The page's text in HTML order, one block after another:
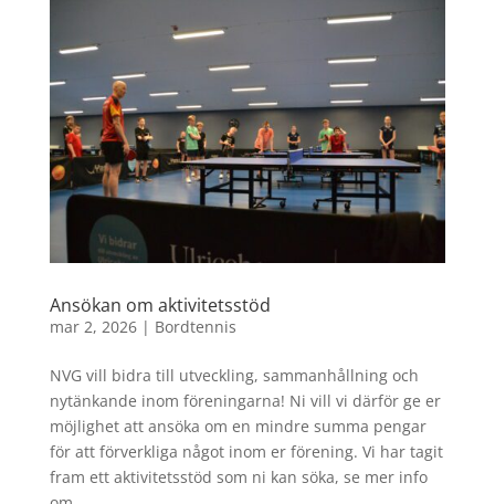
Ansökan om aktivitetsstöd
mar 2, 2026| Bordtennis
NVG vill bidra till utveckling, sammanhållning och
nytänkande inom föreningarna! Ni vill vi därför ge er
möjlighet att ansöka om en mindre summa pengar
för att förverkliga något inom er förening. Vi har tagit
fram ett aktivitetsstöd som ni kan söka, se mer info